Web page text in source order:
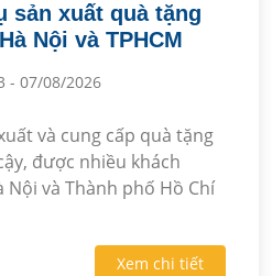
sản xuất quà tặng
Nội và TPHCM
- 07/08/2026
và cung cấp quà tặng
được nhiều khách
và Thành phố Hồ Chí
Xem chi tiết